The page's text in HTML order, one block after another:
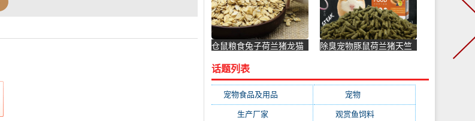
仓鼠粮食兔子荷兰猪龙猫
食物磨-猪饲料(宠悦宠物
用品专营店仅售1.8元)
除臭宠物豚鼠荷兰猪天竺
仅售16.8元)
话题列表
宠物食品及用品 宠物(1231)
生产厂家 观赏鱼饲料(358)